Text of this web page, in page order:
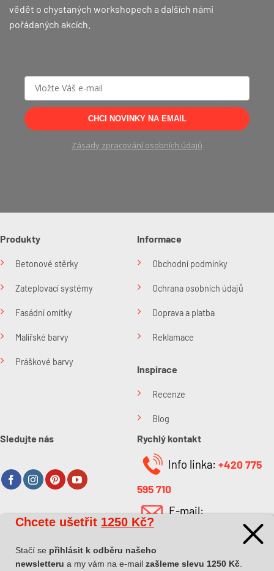
vědět o chystaných workshopech a dalších námi
pořádaných akcích.
CHCI NOVINKY NA EMAIL
Zásady zpracování osobních údajů
Produkty
Betonové stěrky
Zateplovací systémy
Fasádní omítky
Malířské barvy
Práškové barvy
Informace
Obchodní podmínky
Ochrana osobních údajů
Doprava a platba
Reklamace
Inspirace
Recenze
Blog
Sledujte nás
O společnosti
O nás
Rychlý kontakt
Info linka: +420 775
595 710
E-mail:
Chcete ušetřit 1250 Kč?
Stačí se přihlásit k odběru našeho
newsletteru a my vám na e-mail zašleme slevu 1250 Kč